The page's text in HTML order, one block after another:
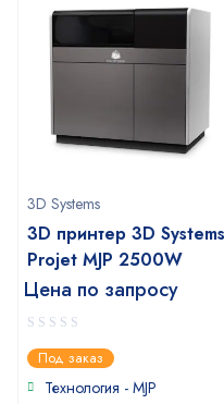
3D Systems
3D принтер 3D Systems
Projet MJP 2500W
Цена по запросу
0
out
of
Под заказ
Технология - MJP